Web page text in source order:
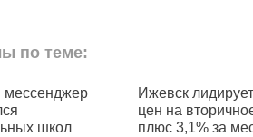
по теме:
Ижевск лидирует по росту
цен на вторичное жилье:
плюс 3,1% за месяц